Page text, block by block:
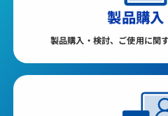
製品購入
製品購入・検討、ご使用に関